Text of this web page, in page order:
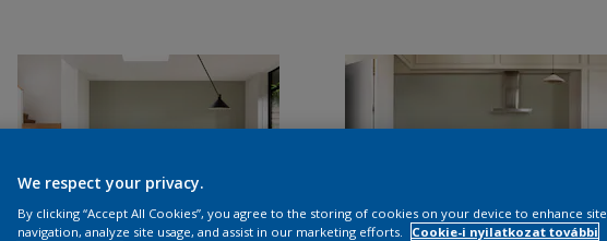
We respect your privacy.
By clicking “Accept All Cookies”, you agree to the storing of cookies on your device to enhance site
navigation, analyze site usage, and assist in our marketing efforts.
Cookie-i nyilatkozat további